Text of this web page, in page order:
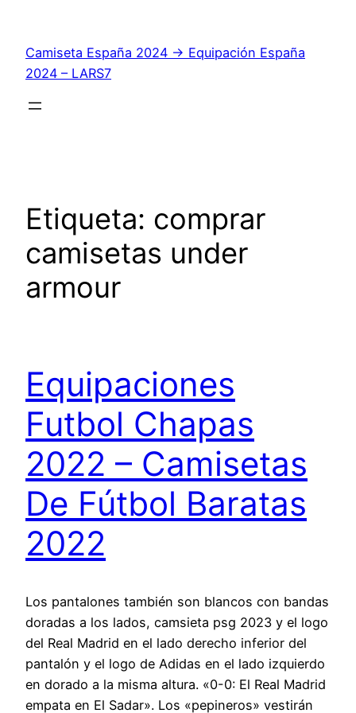
contenido
Camiseta España 2024 → Equipación España
2024 – LARS7
Etiqueta: comprar
camisetas under
armour
Equipaciones
Futbol Chapas
2022 – Camisetas
De Fútbol Baratas
2022
Los pantalones también son blancos con bandas
doradas a los lados, camsieta psg 2023 y el logo
del Real Madrid en el lado derecho inferior del
pantalón y el logo de Adidas en el lado izquierdo
en dorado a la misma altura. «0-0: El Real Madrid
empata en El Sadar». Los «pepineros» vestirán